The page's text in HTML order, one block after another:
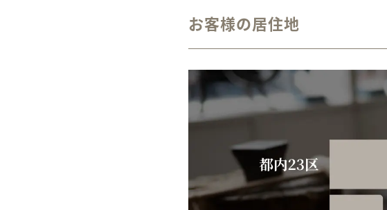
お客様の居住地